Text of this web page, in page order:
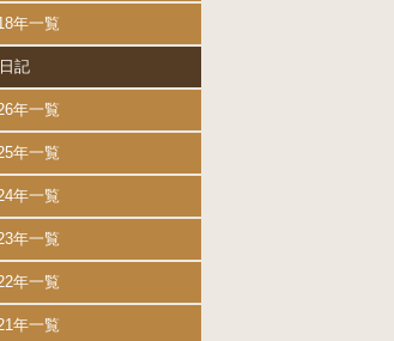
年一覧
記
年一覧
年一覧
年一覧
年一覧
年一覧
年一覧